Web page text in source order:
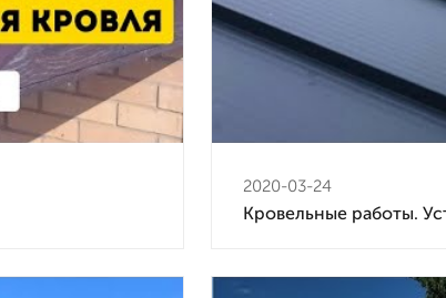
2020-03-24
Кровельные работы.